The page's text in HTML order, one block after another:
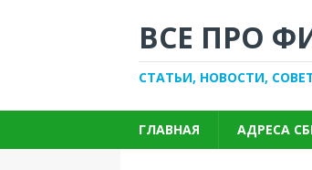
ВСЕ ПРО
СТАТЬИ, НОВОСТИ,
ГЛАВНАЯ АДРЕСА